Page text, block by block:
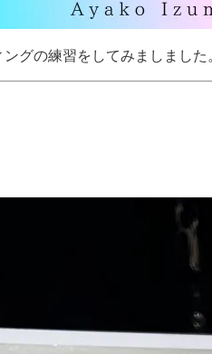
グの練習をしてみましました